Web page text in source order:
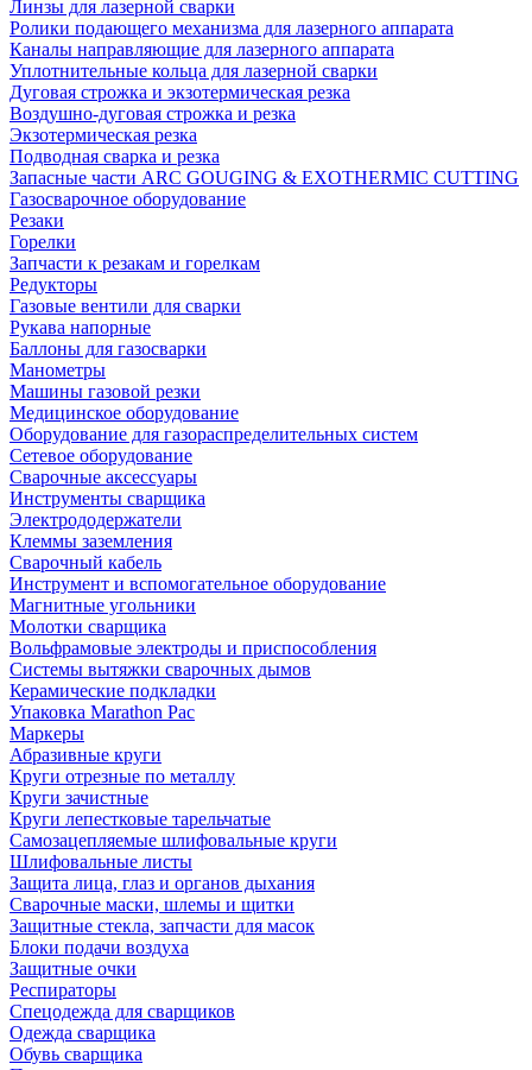
Линзы для лазерной сварки
Ролики подающего механизма для лазерного аппарата
Каналы направляющие для лазерного аппарата
Уплотнительные кольца для лазерной сварки
Дуговая строжка и экзотермическая резка
Воздушно-дуговая строжка и резка
Экзотермическая резка
Подводная сварка и резка
Запасные части ARC GOUGING & EXOTHERMIC CUTTING
Газосварочное оборудование
Резаки
Горелки
Запчасти к резакам и горелкам
Редукторы
Газовые вентили для сварки
Рукава напорные
Баллоны для газосварки
Манометры
Машины газовой резки
Медицинское оборудование
Оборудование для газораспределительных систем
Сетевое оборудование
Сварочные аксессуары
Инструменты сварщика
Электрододержатели
Клеммы заземления
Сварочный кабель
Инструмент и вспомогательное оборудование
Магнитные угольники
Молотки сварщика
Вольфрамовые электроды и приспособления
Системы вытяжки сварочных дымов
Керамические подкладки
Упаковка Marathon Pac
Маркеры
Абразивные круги
Круги отрезные по металлу
Круги зачистные
Круги лепестковые тарельчатые
Самозацепляемые шлифовальные круги
Шлифовальные листы
Защита лица, глаз и органов дыхания
Сварочные маски, шлемы и щитки
Защитные стекла, запчасти для масок
Блоки подачи воздуха
Защитные очки
Респираторы
Спецодежда для сварщиков
Одежда сварщика
Обувь сварщика